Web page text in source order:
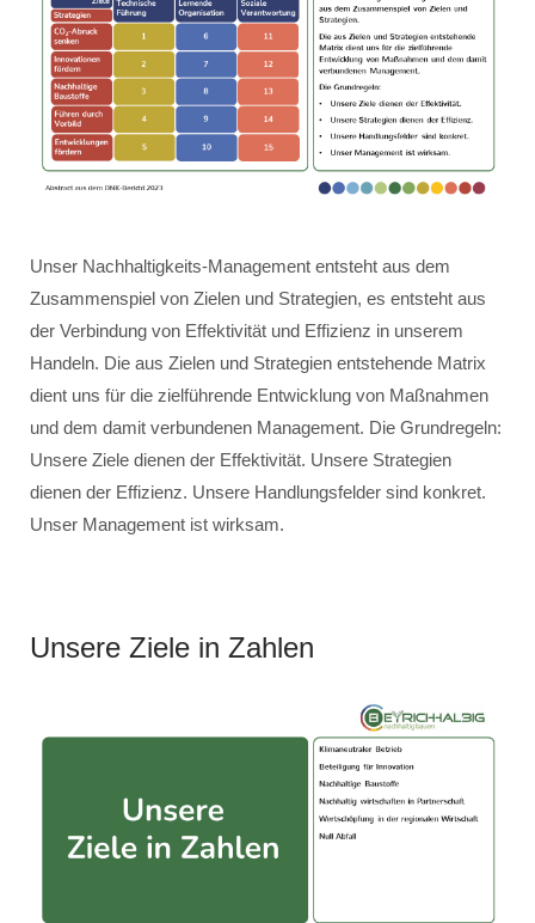
Unser Nachhaltigkeits-Management entsteht aus dem
Zusammenspiel von Zielen und Strategien, es entsteht aus
der Verbindung von Effektivität und Effizienz in unserem
Handeln. Die aus Zielen und Strategien entstehende Matrix
dient uns für die zielführende Entwicklung von Maßnahmen
und dem damit verbundenen Management. Die Grundregeln:
Unsere Ziele dienen der Effektivität. Unsere Strategien
dienen der Effizienz. Unsere Handlungsfelder sind konkret.
Unser Management ist wirksam.
Unsere Ziele in Zahlen